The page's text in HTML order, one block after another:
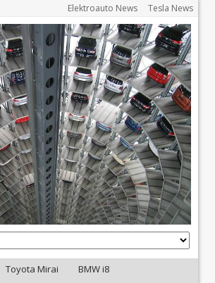
Elektroauto News Tesla News
Toyota Mirai
BMW i8